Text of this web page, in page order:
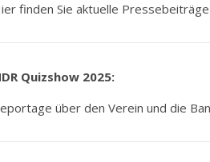
finden Sie aktuelle
Quizshow 2025:
über den Verein und die